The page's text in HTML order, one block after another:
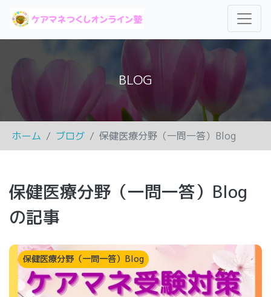
BLOG
ホーム ブログ 保健医療分野（一問一答）Blog
保健医療分野（一問一答）Blog
の記事
保健医療分野（一問一答）Blog